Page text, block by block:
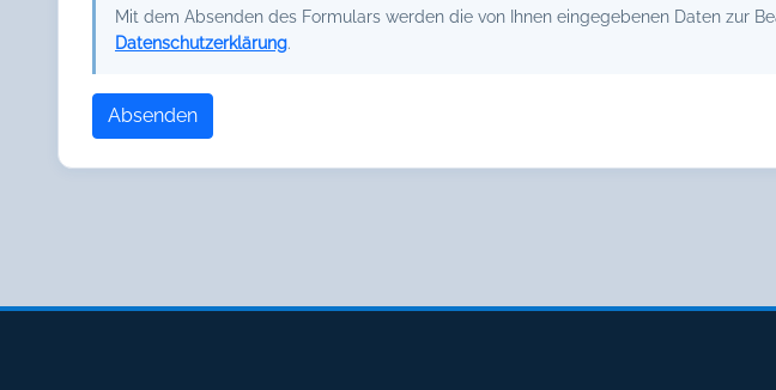
Mit dem Absenden des Formulars werden die von Ihnen eingegebenen Daten zur
Datenschutzerklärung.
Absenden